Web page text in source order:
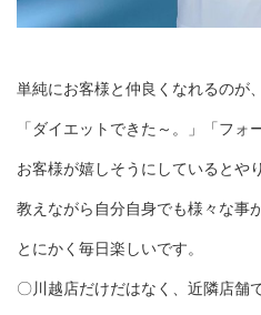
単純にお客様と仲良くなれるのが
「ダイエットできた～。」「フォ
お客様が嬉しそうにしているとや
教えながら自分自身でも様々な事
とにかく毎日楽しいです。
〇川越店だけだはなく、近隣店舗